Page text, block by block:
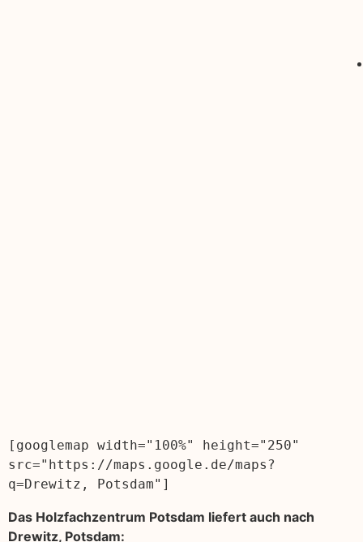
[googlemap width="100%" height="250"
src="https://maps.google.de/maps?
q=Drewitz, Potsdam"]
Das Holzfachzentrum Potsdam liefert auch nach
Drewitz, Potsdam: